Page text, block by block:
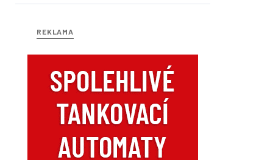
REKLAMA